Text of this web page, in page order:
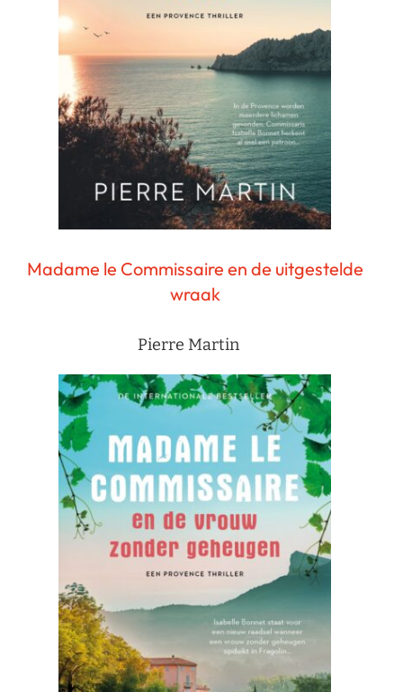
Madame le Commissaire en de uitgestelde
wraak
Pierre Martin